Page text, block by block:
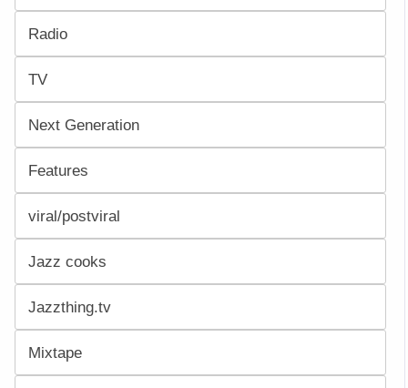
Radio
TV
Next Generation
Features
viral/postviral
Jazz cooks
Jazzthing.tv
Mixtape